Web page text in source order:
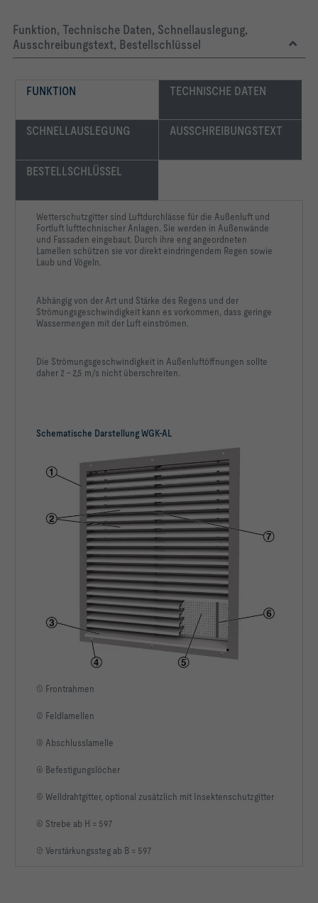
Funktion, Technische Daten, Schnellauslegung,
Ausschreibungstext, Bestellschlüssel
FUNKTION TECHNISCHE DATEN
SCHNELLAUSLEGUNG AUSSCHREIBUNGSTEXT
BESTELLSCHLÜSSEL
Schematische Darstellung WGK-AL
① Frontrahmen
② Feldlamellen
③ Abschlusslamelle
④ Befestigungslöcher
⑤ Welldrahtgitter, optional zusätzlich mit Insektenschutzgitter
⑥ Strebe ab H = 597
⑦ Verstärkungssteg ab B = 597
Wetterschutzgitter sind Luftdurchlässe für die Außenluft und
Fortluft lufttechnischer Anlagen. Sie werden in Außenwände
und Fassaden eingebaut. Durch ihre eng angeordneten
Lamellen schützen sie vor direkt eindringendem Regen sowie
Laub und Vögeln.
Abhängig von der Art und Stärke des Regens und der
Strömungsgeschwindigkeit kann es vorkommen, dass geringe
Wassermengen mit der Luft einströmen.
Die Strömungsgeschwindigkeit in Außenluftöffnungen sollte
daher 2 – 2,5 m/s nicht überschreiten.